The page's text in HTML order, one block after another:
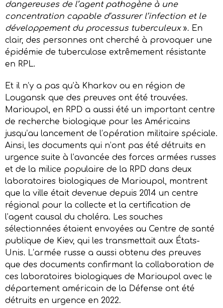
dangereuses de l’agent pathogène à une
concentration capable d’assurer l’infection et le
développement du processus tuberculeux ». En
clair, des personnes ont cherché à provoquer une
épidémie de tuberculose extrêmement résistante
en RPL.
Et il n’y a pas qu’à Kharkov ou en région de
Lougansk que des preuves ont été trouvées.
Marioupol, en RPD a aussi été un important centre
de recherche biologique pour les Américains
jusqu’au lancement de l’opération militaire spéciale.
Ainsi, les documents qui n’ont pas été détruits en
urgence suite à l’avancée des forces armées russes
et de la milice populaire de la RPD dans deux
laboratoires biologiques de Marioupol, montrent
que la ville était devenue depuis 2014 un centre
régional pour la collecte et la certification de
l’agent causal du choléra. Les souches
sélectionnées étaient envoyées au Centre de santé
publique de Kiev, qui les transmettait aux États-
Unis. L’armée russe a aussi obtenu des preuves
que des documents confirmant la collaboration de
ces laboratoires biologiques de Marioupol avec le
département américain de la Défense ont été
détruits en urgence en 2022.